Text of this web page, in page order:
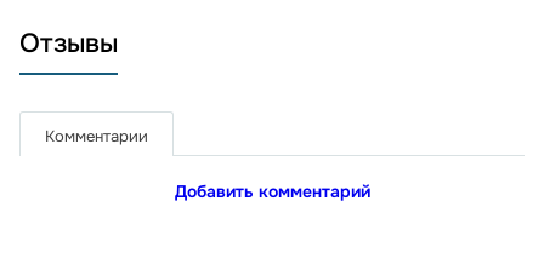
Отзывы
Комментарии
Добавить комментарий